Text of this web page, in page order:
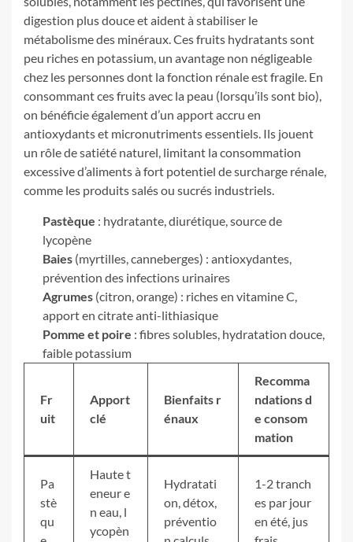
digestion plus douce et aident à stabiliser le
métabolisme des minéraux. Ces fruits hydratants sont
peu riches en potassium, un avantage non négligeable
chez les personnes dont la fonction rénale est fragile. En
consommant ces fruits avec la peau (lorsqu’ils sont bio),
on bénéficie également d’un apport accru en
antioxydants et micronutriments essentiels. Ils jouent
un rôle de satiété naturel, limitant la consommation
excessive d’aliments à fort potentiel de surcharge rénale,
comme les produits salés ou sucrés industriels.
Pastèque : hydratante, diurétique, source de
lycopène
Baies (myrtilles, canneberges) : antioxydantes,
prévention des infections urinaires
Agrumes (citron, orange) : riches en vitamine C,
apport en citrate anti-lithiasique
Pomme et poire : fibres solubles, hydratation douce,
faible potassium
Fr
uit
Apport
clé
Bienfaits r
énaux
Recomma
ndations d
e consom
mation
Pa
stè
qu
Haute t
eneur e
n eau, l
ycopèn
Hydratati
on, détox,
préventio
1-2 tranch
es par jour
en été, jus